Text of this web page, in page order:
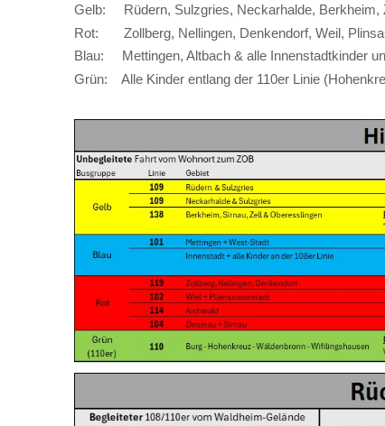
Gelb: Rüdern, Sulzgries, Neckarhalde, Berkheim,
Rot: Zollberg, Nellingen, Denkendorf, Weil,
Blau: Mettingen, Altbach & alle Innenstadtkinder
Grün: Alle Kinder entlang der 110er Linie